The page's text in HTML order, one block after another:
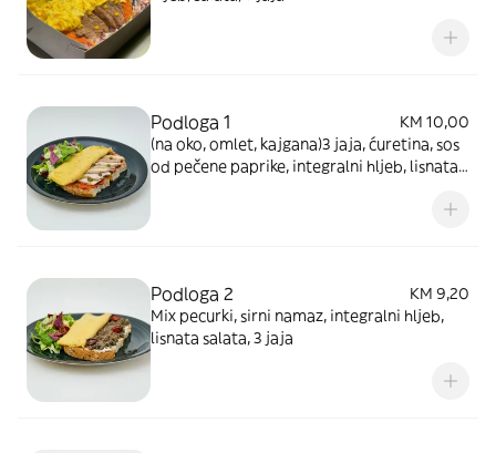
Podloga 1
KM 10,00
(na oko, omlet, kajgana)3 jaja, ćuretina, sos
od pečene paprike, integralni hljeb, lisnata
Podloga 2
KM 9,20
Mix pecurki, sirni namaz, integralni hljeb,
lisnata salata, 3 jaja